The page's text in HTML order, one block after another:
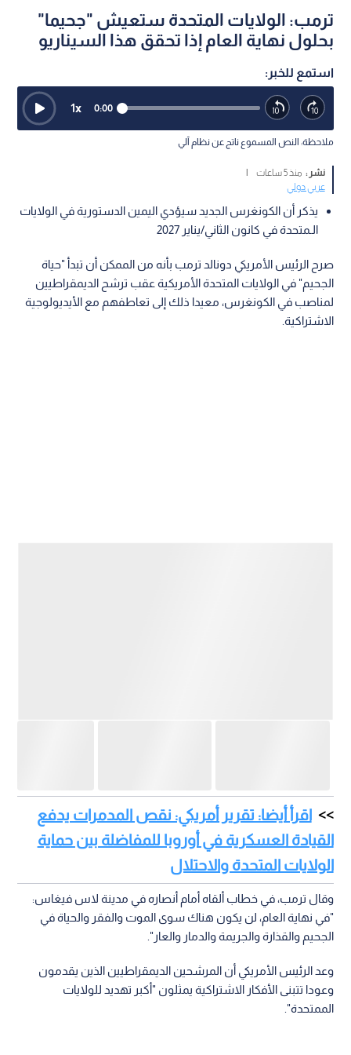
ترمب: الولايات المتحدة ستعيش "جحيما"
بحلول نهاية العام إذا تحقق هذا السيناريو
استمع للخبر:
0:00
1x
ملاحظة: النص المسموع ناتج عن نظام آلي
نشر : منذ 5 ساعات
|
عربي دولي
يذكر أن الكونغرس الجديد سيؤدي اليمين الدستورية في الولايات
الـمتحدة في كانون الثاني/يناير 2027
صرح الرئيس الأمريكي دونالد ترمب بأنه من الممكن أن تبدأ "حياة
الجحيم" في الولايات المتحدة الأمريكية عقب ترشح الديمقراطيين
لمناصب في الكونغرس، معيدا ذلك إلى تعاطفهم مع الأيديولوجية
الاشتراكية.
اقرأ أيضا: تقرير أمريكي: نقص المدمرات يدفع
القيادة العسكرية في أوروبا للمفاضلة بين حماية
الولايات المتحدة والاحتلال
وقال ترمب، في خطاب ألقاه أمام أنصاره في مدينة لاس فيغاس:
"في نهاية العام، لن يكون هناك سوى الموت والفقر والحياة في
الجحيم والقذارة والجريمة والدمار والعار".
وعد الرئيس الأمريكي أن المرشحين الديمقراطيين الذين يقدمون
وعودا تتبنى الأفكار الاشتراكية يمثلون "أكبر تهديد للولايات
الممتحدة".